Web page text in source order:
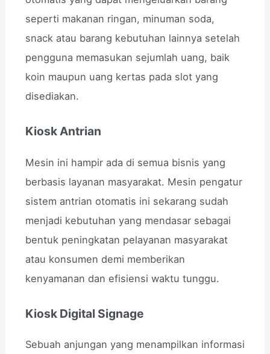
seperti makanan ringan, minuman soda,
snack atau barang kebutuhan lainnya setelah
pengguna memasukan sejumlah uang, baik
koin maupun uang kertas pada slot yang
disediakan.
Kiosk Antrian
Mesin ini hampir ada di semua bisnis yang
berbasis layanan masyarakat. Mesin pengatur
sistem antrian otomatis ini sekarang sudah
menjadi kebutuhan yang mendasar sebagai
bentuk peningkatan pelayanan masyarakat
atau konsumen demi memberikan
kenyamanan dan efisiensi waktu tunggu.
Kiosk Digital Signage
Sebuah anjungan yang menampilkan informasi